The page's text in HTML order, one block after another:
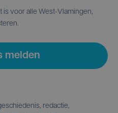
is voor alle West-Vlamingen,
melden
redactie,